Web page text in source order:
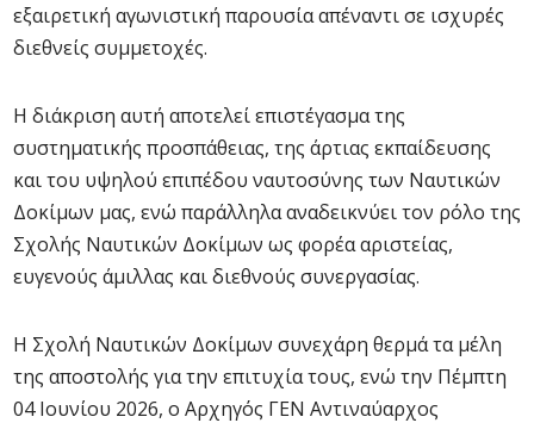
εξαιρετική αγωνιστική παρουσία απέναντι σε ισχυρές
διεθνείς συμμετοχές.
Η διάκριση αυτή αποτελεί επιστέγασμα της
συστηματικής προσπάθειας, της άρτιας εκπαίδευσης
και του υψηλού επιπέδου ναυτοσύνης των Ναυτικών
Δοκίμων μας, ενώ παράλληλα αναδεικνύει τον ρόλο της
Σχολής Ναυτικών Δοκίμων ως φορέα αριστείας,
ευγενούς άμιλλας και διεθνούς συνεργασίας.
Η Σχολή Ναυτικών Δοκίμων συνεχάρη θερμά τα μέλη
της αποστολής για την επιτυχία τους, ενώ την Πέμπτη
04 Ιουνίου 2026, ο Αρχηγός ΓΕΝ Αντιναύαρχος